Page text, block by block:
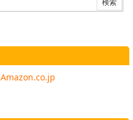
Amazon.co.jp